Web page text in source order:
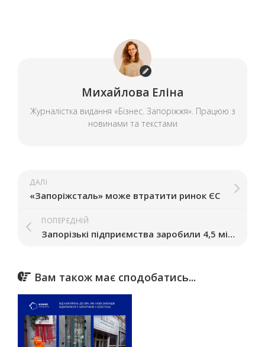
Михайлова Еліна
Журналістка видання «Бізнес. Запоріжжя». Працюю з
новинами та текстами
ДАЛІ
«Запоріжсталь» може втратити ринок ЄС
ПОПЕРЕДНІЙ
Запорізькі підприємства заробили 4,5 мільярди гривень у 2025 році
Вам також має сподобатись...